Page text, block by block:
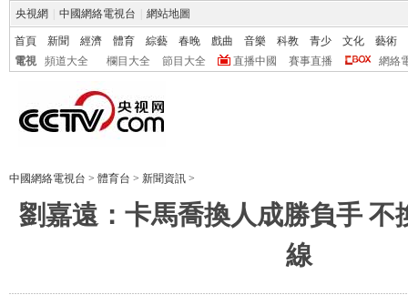
央視網 中國網絡電視台 網站地圖
首頁 新聞 經濟 體育 綜藝 春晚 戲曲 音樂 科教 青少 文化
藝術
電視
頻道大全 欄目大全 節目大全 直播中國 賽事直播 網絡
中國網絡電視台 > 體育台 > 新聞資訊 >
劉嘉遠：卡馬喬換人成勝負手 不
線